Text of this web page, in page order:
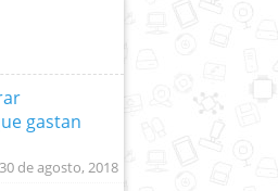
gastan
de agosto, 2018